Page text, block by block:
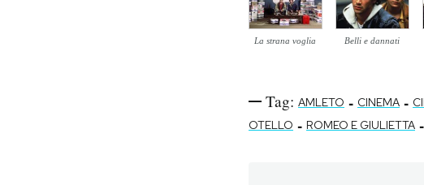
La strana voglia Belli e dannati
Tag: AMLETO - CINEMA -
OTELLO - ROMEO E GIULIETTA -